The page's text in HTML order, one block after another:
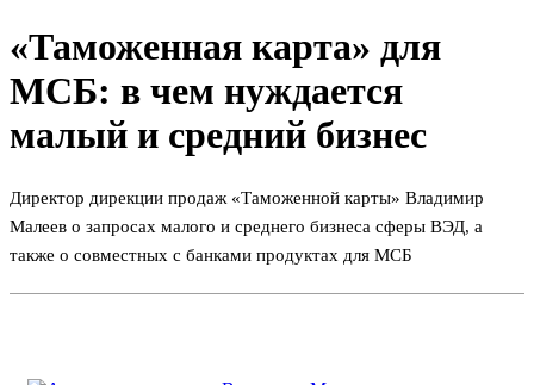
«Таможенная карта» для
МСБ: в чем нуждается
малый и средний бизнес
Директор дирекции продаж «Таможенной карты» Владимир
Малеев о запросах малого и среднего бизнеса сферы ВЭД, а
также о совместных с банками продуктах для МСБ